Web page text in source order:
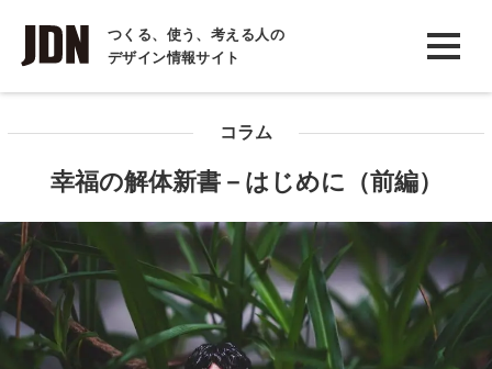
つくる、使う、考える人の
デザイン情報サイト
INTERVIEW
インタビュー
コラム
幸福の解体新書－はじめに（前編）